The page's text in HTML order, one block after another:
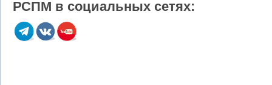
РСПМ в социальных сетях: